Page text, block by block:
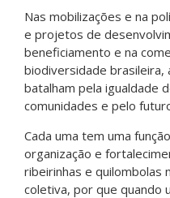
Nas mobilizações e na
e projetos de
beneficiamento e na
biodiversidade brasileira,
batalham pela igualdade
comunidades e pelo
Cada uma tem uma
organização e
ribeirinhas e quilombolas
coletiva, por que quando